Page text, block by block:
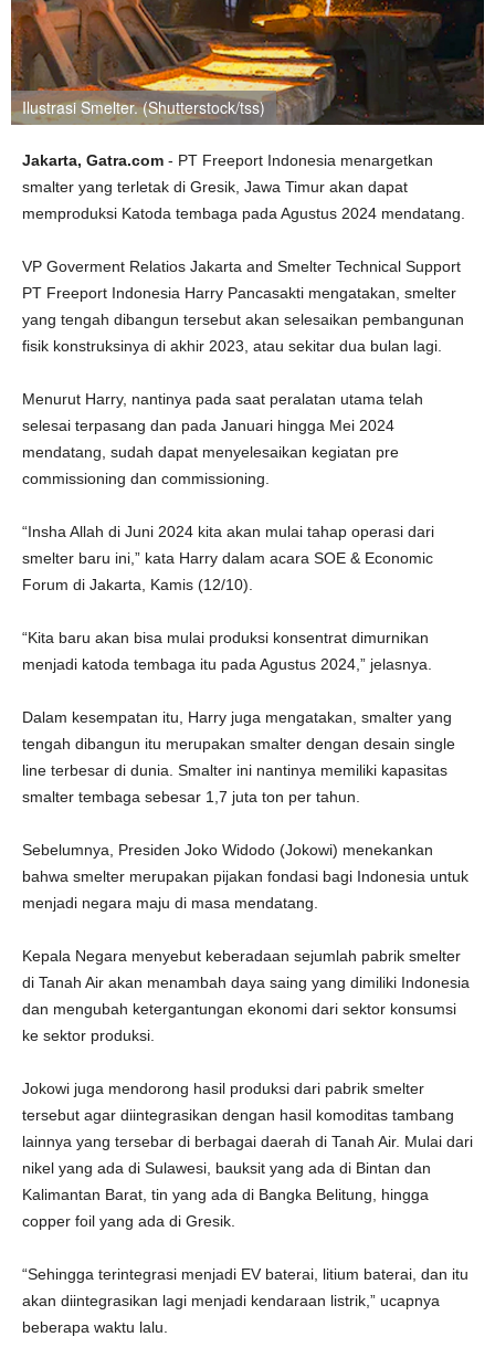
Ilustrasi Smelter. (Shutterstock/tss)
Jakarta, Gatra.com - PT Freeport Indonesia menargetkan
smalter yang terletak di Gresik, Jawa Timur akan dapat
memproduksi Katoda tembaga pada Agustus 2024 mendatang.
VP Goverment Relatios Jakarta and Smelter Technical Support
PT Freeport Indonesia Harry Pancasakti mengatakan, smelter
yang tengah dibangun tersebut akan selesaikan pembangunan
fisik konstruksinya di akhir 2023, atau sekitar dua bulan lagi.
Menurut Harry, nantinya pada saat peralatan utama telah
selesai terpasang dan pada Januari hingga Mei 2024
mendatang, sudah dapat menyelesaikan kegiatan pre
commissioning dan commissioning.
“Insha Allah di Juni 2024 kita akan mulai tahap operasi dari
smelter baru ini,” kata Harry dalam acara SOE & Economic
Forum di Jakarta, Kamis (12/10).
“Kita baru akan bisa mulai produksi konsentrat dimurnikan
menjadi katoda tembaga itu pada Agustus 2024,” jelasnya.
Dalam kesempatan itu, Harry juga mengatakan, smalter yang
tengah dibangun itu merupakan smalter dengan desain single
line terbesar di dunia. Smalter ini nantinya memiliki kapasitas
smalter tembaga sebesar 1,7 juta ton per tahun.
Sebelumnya, Presiden Joko Widodo (Jokowi) menekankan
bahwa smelter merupakan pijakan fondasi bagi Indonesia untuk
menjadi negara maju di masa mendatang.
Kepala Negara menyebut keberadaan sejumlah pabrik smelter
di Tanah Air akan menambah daya saing yang dimiliki Indonesia
dan mengubah ketergantungan ekonomi dari sektor konsumsi
ke sektor produksi.
Jokowi juga mendorong hasil produksi dari pabrik smelter
tersebut agar diintegrasikan dengan hasil komoditas tambang
lainnya yang tersebar di berbagai daerah di Tanah Air. Mulai dari
nikel yang ada di Sulawesi, bauksit yang ada di Bintan dan
Kalimantan Barat, tin yang ada di Bangka Belitung, hingga
copper foil yang ada di Gresik.
“Sehingga terintegrasi menjadi EV baterai, litium baterai, dan itu
akan diintegrasikan lagi menjadi kendaraan listrik,” ucapnya
beberapa waktu lalu.